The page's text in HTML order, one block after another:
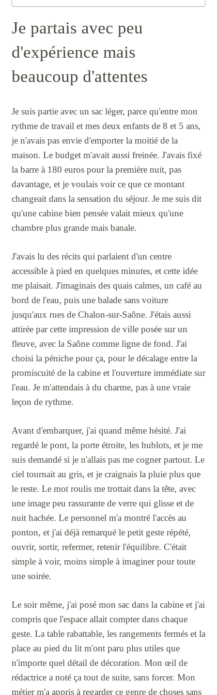
Je partais avec peu
d'expérience mais
beaucoup d'attentes
Je suis partie avec un sac léger, parce qu'entre mon
rythme de travail et mes deux enfants de 8 et 5 ans,
je n'avais pas envie d'emporter la moitié de la
maison. Le budget m'avait aussi freinée. J'avais fixé
la barre à 180 euros pour la première nuit, pas
davantage, et je voulais voir ce que ce montant
changeait dans la sensation du séjour. Je me suis dit
qu'une cabine bien pensée valait mieux qu'une
chambre plus grande mais banale.
J'avais lu des récits qui parlaient d'un centre
accessible à pied en quelques minutes, et cette idée
me plaisait. J'imaginais des quais calmes, un café au
bord de l'eau, puis une balade sans voiture
jusqu'aux rues de Chalon-sur-Saône. J'étais aussi
attirée par cette impression de ville posée sur un
fleuve, avec la Saône comme ligne de fond. J'ai
choisi la péniche pour ça, pour le décalage entre la
promiscuité de la cabine et l'ouverture immédiate sur
l'eau. Je m'attendais à du charme, pas à une vraie
leçon de rythme.
Avant d'embarquer, j'ai quand même hésité. J'ai
regardé le pont, la porte étroite, les hublots, et je me
suis demandé si je n'allais pas me cogner partout. Le
ciel tournait au gris, et je craignais la pluie plus que
le reste. Le mot roulis me trottait dans la tête, avec
une image peu rassurante de verre qui glisse et de
nuit hachée. Le personnel m'a montré l'accès au
ponton, et j'ai déjà remarqué le petit geste répété,
ouvrir, sortir, refermer, retenir l'équilibre. C'était
simple à voir, moins simple à imaginer pour toute
une soirée.
Le soir même, j'ai posé mon sac dans la cabine et j'ai
compris que l'espace allait compter dans chaque
geste. La table rabattable, les rangements fermés et la
place au pied du lit m'ont paru plus utiles que
n'importe quel détail de décoration. Mon œil de
rédactrice a noté ça tout de suite, sans forcer. Mon
métier m'a appris à regarder ce genre de choses sans